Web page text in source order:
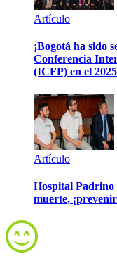
Artículo
¡Bogotá ha sido
Conferencia
(ICFP) en el
Artículo
Hospital Padrino
muerte,